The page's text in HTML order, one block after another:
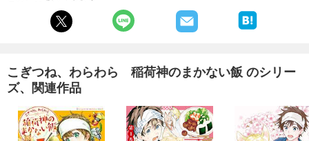
こぎつね、わらわら 稲荷神のまかない飯 のシリー
ズ、関連作品